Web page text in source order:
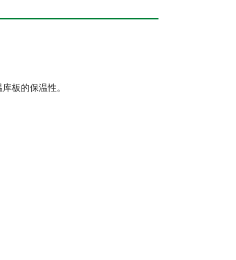
板的保温性。